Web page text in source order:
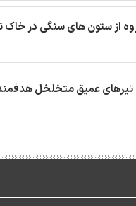
از ستون های سنگی در خاک
تیرهای عمیق متخلخل